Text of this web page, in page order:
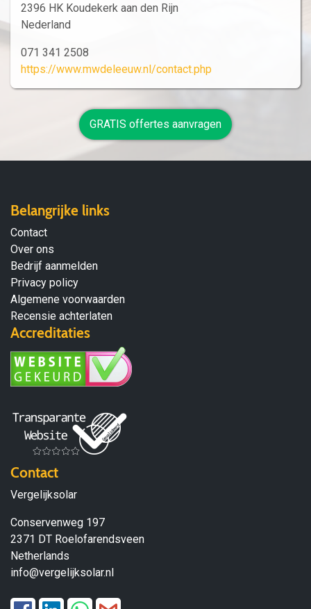
2396 HK Koudekerk aan den Rijn
Nederland
071 341 2508
https://www.mwdeleeuw.nl/contact.php
GRATIS offertes aanvragen
Belangrijke links
Contact
Over ons
Bedrijf aanmelden
Privacy policy
Algemene voorwaarden
Recensie achterlaten
Accreditaties
Contact
Vergelijksolar
Conservenweg 197
2371 DT Roelofarendsveen
Netherlands
info@vergelijksolar.nl